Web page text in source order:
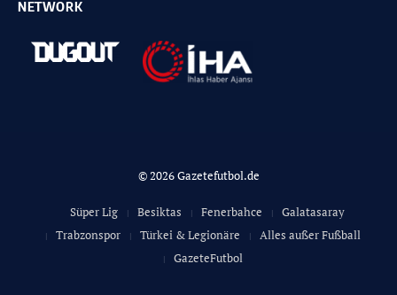
NETWORK
© 2026 Gazetefutbol.de
Süper Lig Besiktas Fenerbahce
Galatasaray
Trabzonspor
Türkei & Legionäre
Alles außer Fußball
GazeteFutbol